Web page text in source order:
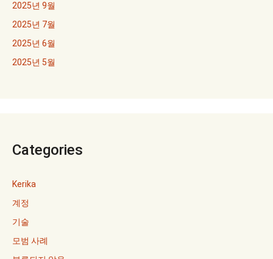
2025년 9월
2025년 7월
2025년 6월
2025년 5월
Categories
Kerika
계정
기술
모범 사례